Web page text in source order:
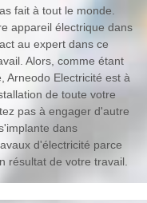
fait à tout le monde.
appareil électrique dans
au expert dans ce
Alors, comme étant
Arneodo Electricité est à
de toute votre
pas à engager d'autre
dans
d'électricité parce
résultat de votre travail.